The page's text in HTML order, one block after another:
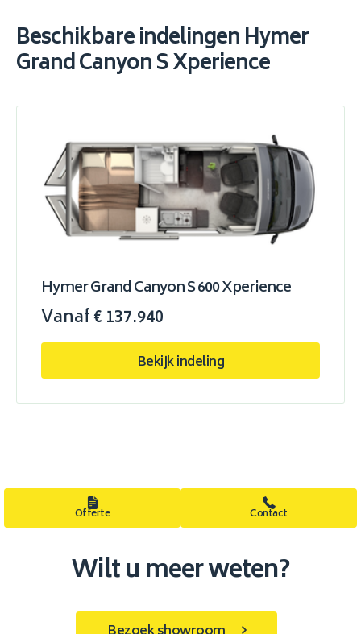
Beschikbare indelingen Hymer
Grand Canyon S Xperience
Hymer Grand Canyon S 600 Xperience
Vanaf € 137.940
Bekijk indeling
Offerte Contact
Wilt u meer weten?